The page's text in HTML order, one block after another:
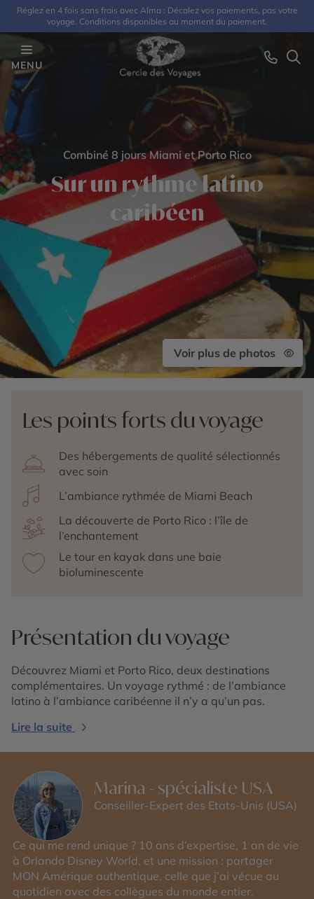
Réglez en 4 fois sans frais avec Alma : Décalez vos paiements, pas votre
voyage. Conditions disponibles au moment du paiement.
MENU
Combiné 8 jours Miami et Porto Rico
Sur un rythme latino
caribéen
Voir plus de photos
Les points forts du voyage
Des hébergements de qualité sélectionnés
avec soin
L’ambiance rythmée de Miami Beach
La découverte de Porto Rico : l’île de
l’enchantement
Le tour en kayak dans une baie
bioluminescente
Présentation du voyage
Découvrez Miami et Porto Rico, deux destinations
complémentaires. Un voyage rythmé : de l’ambiance
latino à l’ambiance caribéenne il n’y a qu’un pas.
Lire la suite
Marina - spécialiste USA
Conseiller-Expert des Etats-Unis (USA)
Ce qui me rend unique ? 10 ans d’expertise, 1 an de vie
à Orlando Disney World, et une mission : partager
MON Amérique authentique, celle que j’ai vécue au
quotidien avec des collègues du monde entier.